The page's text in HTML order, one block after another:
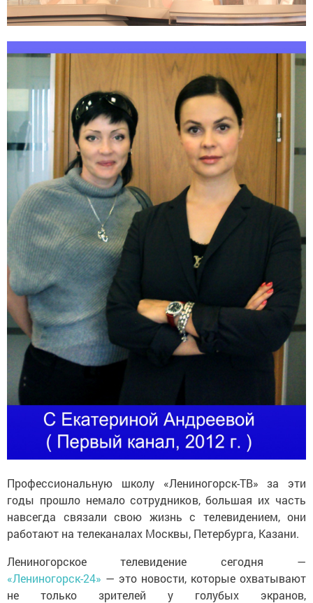
Профессиональную школу «Лениногорск-ТВ» за эти
годы прошло немало сотрудников, большая их часть
навсегда связали свою жизнь с телевидением, они
работают на телеканалах Москвы, Петербурга, Казани.
Лениногорское телевидение сегодня —
«Лениногорск-24» — это новости, которые охватывают
не только зрителей у голубых экранов,